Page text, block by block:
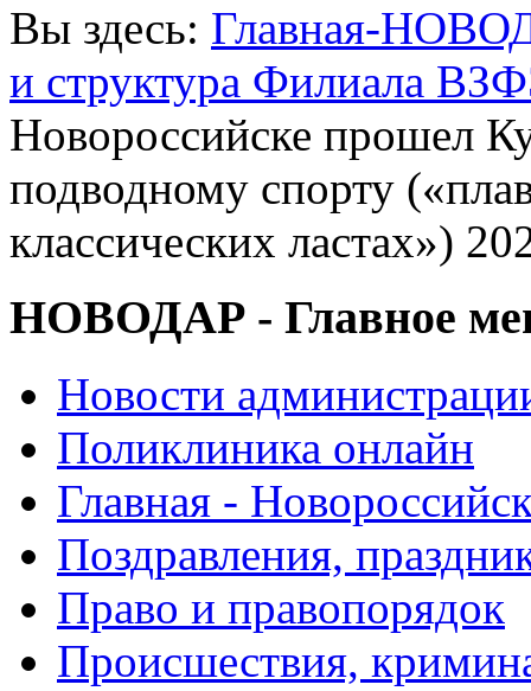
Вы здесь: Главная-
и структура Филиала
Новороссийске прошел
подводному спорту
классических ластах»)
НОВОДАР - Главное
Новости
Поликлиника онлайн
Главная -
Поздравления,
Право и правопорядок
Происшествия,